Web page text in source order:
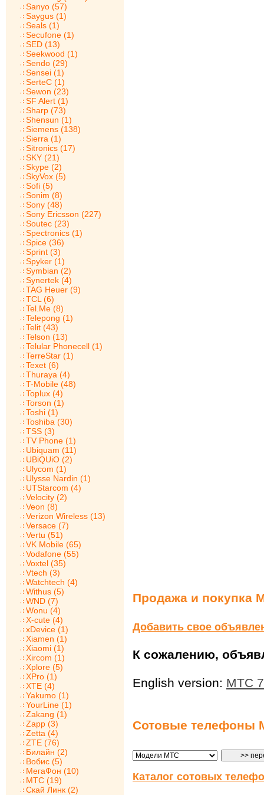
Sanyo (57)
Saygus (1)
Seals (1)
Secufone (1)
SED (13)
Seekwood (1)
Sendo (29)
Sensei (1)
SerteC (1)
Sewon (23)
SF Alert (1)
Sharp (73)
Shensun (1)
Siemens (138)
Sierra (1)
Sitronics (17)
SKY (21)
Skype (2)
SkyVox (5)
Sofi (5)
Sonim (8)
Sony (48)
Sony Ericsson (227)
Soutec (23)
Spectronics (1)
Spice (36)
Sprint (3)
Spyker (1)
Symbian (2)
Synertek (4)
TAG Heuer (9)
TCL (6)
Tel.Me (8)
Telepong (1)
Telit (43)
Telson (13)
Telular Phonecell (1)
TerreStar (1)
Texet (6)
Thuraya (4)
T-Mobile (48)
Toplux (4)
Torson (1)
Toshi (1)
Toshiba (30)
TSS (3)
TV Phone (1)
Ubiquam (11)
UBiQUiO (2)
Ulycom (1)
Ulysse Nardin (1)
UTStarcom (4)
Velocity (2)
Veon (8)
Verizon Wireless (13)
Versace (7)
Vertu (51)
VK Mobile (65)
Vodafone (55)
Voxtel (35)
Vtech (3)
Watchtech (4)
Withus (5)
WND (7)
Wonu (4)
X-cute (4)
xDevice (1)
Xiamen (1)
Xiaomi (1)
Xircom (1)
Xplore (5)
XPro (1)
XTE (4)
Yakumo (1)
YourLine (1)
Zakang (1)
Zapp (3)
Zetta (4)
ZTE (76)
Билайн (2)
Вобис (5)
МегаФон (10)
МТС (19)
Скай Линк (2)
Продажа и покупка
Добавить свое
К сожалению,
English version: МТС
Сотовые телефоны
Каталог сотовых